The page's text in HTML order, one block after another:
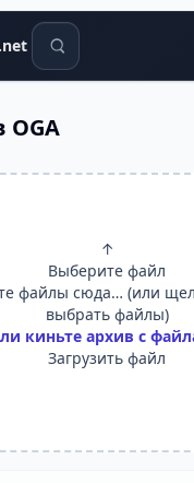
Поиск
OGA
↑
Выберите файл
файлы сюда… (или
выбрать файлы)
киньте архив с
Загрузить файл